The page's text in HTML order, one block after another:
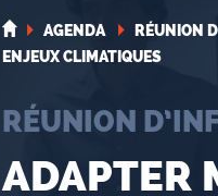
AGENDA RÉUNION
ENJEUX CLIMATIQUES
RÉUNION
ADAPTER